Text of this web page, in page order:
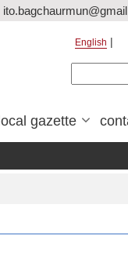
English
local gazette